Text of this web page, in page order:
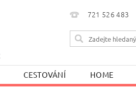
721 526 483
CESTOVÁNÍ HOME